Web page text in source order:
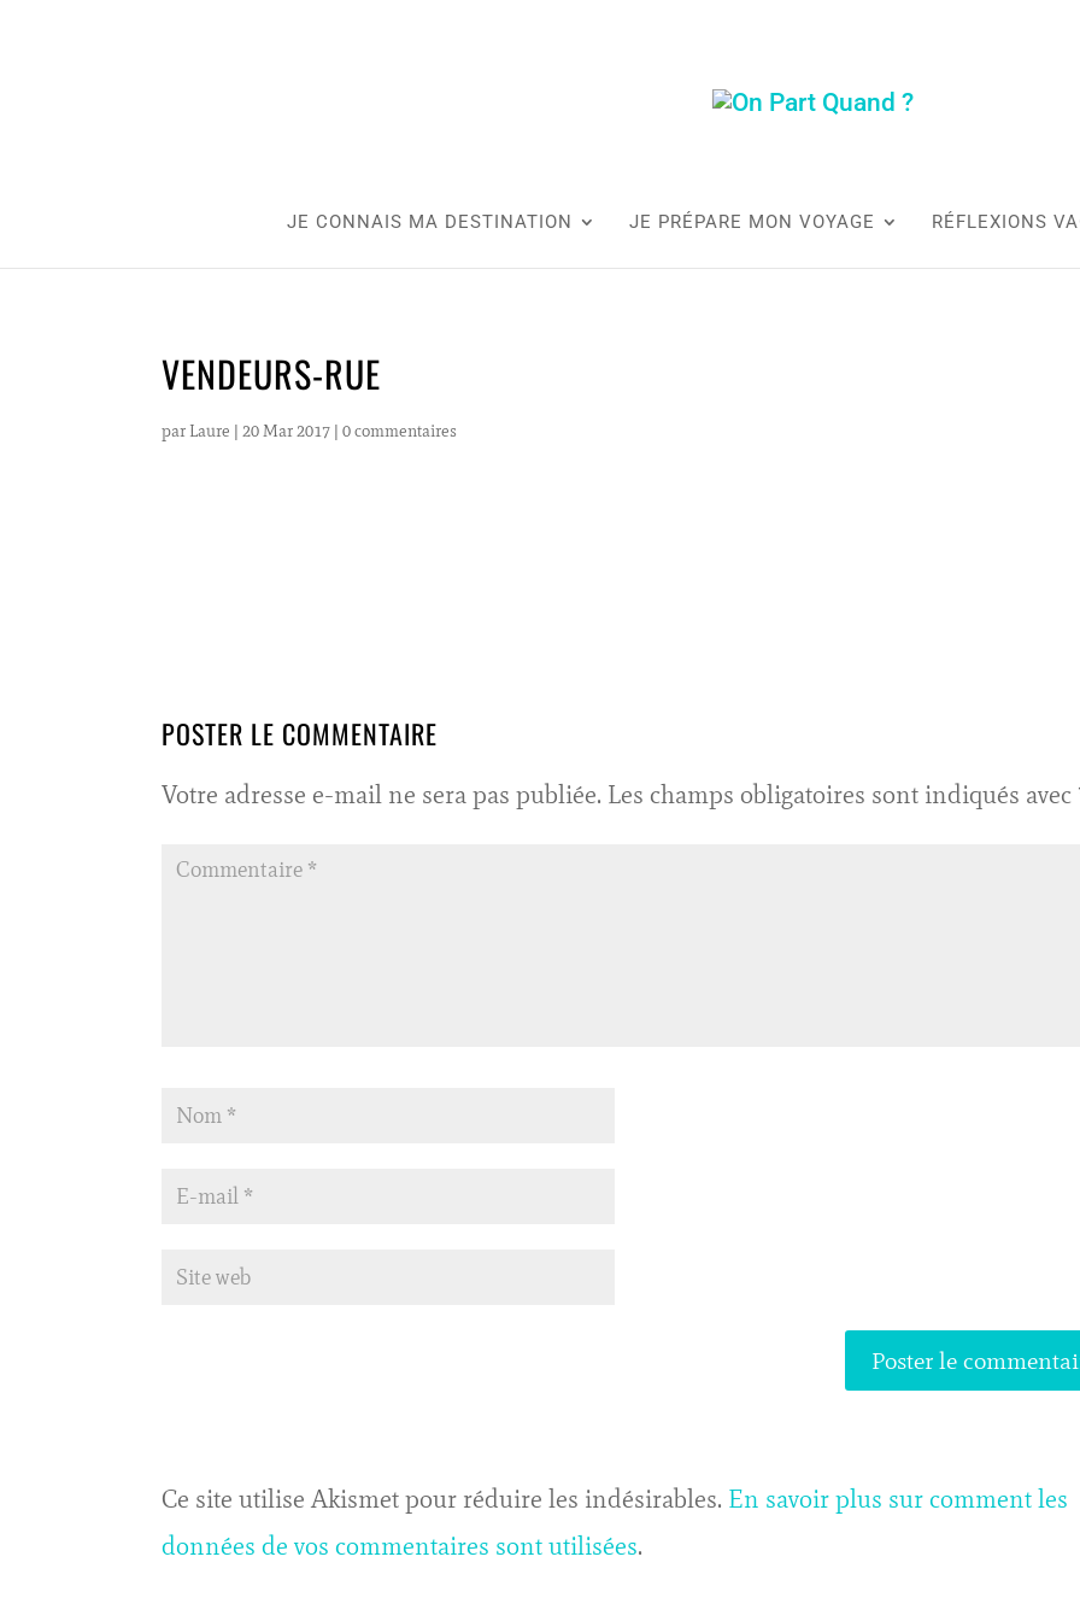
JE CONNAIS MA DESTINATION JE PRÉPARE MON VOYAGE RÉFLEXIONS
VENDEURS-RUE
par Laure |20 Mar 2017 |0 commentaires
POSTER LE COMMENTAIRE
Votre adresse e-mail ne sera pas publiée. Les champs obligatoires sont indiqués avec
Ce site utilise Akismet pour réduire les indésirables. En savoir plus sur comment les
données de vos commentaires sont utilisées.